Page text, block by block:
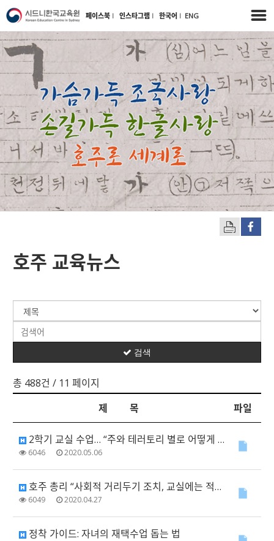
페이스북 l 인스타그램 l 한국어 l ENG
호주 교육뉴스
총 488건 / 11 페이지
검색
제 목 파일
2학기 교실 수업… “주와 테러토리 별로 어떻게 다른가?”
6046 2020.05.06
호주 총리 “사회적 거리두기 조치, 교실에는 적용되지 않는다”
6049 2020.04.27
정착 가이드: 자녀의 재택수업 돕는 법